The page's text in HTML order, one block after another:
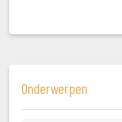
Onderwerpen